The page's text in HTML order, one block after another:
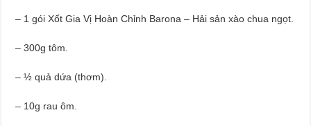
– 1 gói Xốt Gia Vị Hoàn Chỉnh Barona – Hải sản xào chua ngọt.
– 300g tôm.
– ½ quả dứa (thơm).
– 10g rau ôm.